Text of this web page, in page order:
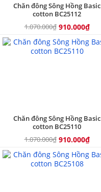
Chăn đông Sông Hồng Basic
cotton BC25112
1.070.000₫ 910.000₫
Chăn đông Sông Hồng Basic
cotton BC25110
1.070.000₫ 910.000₫